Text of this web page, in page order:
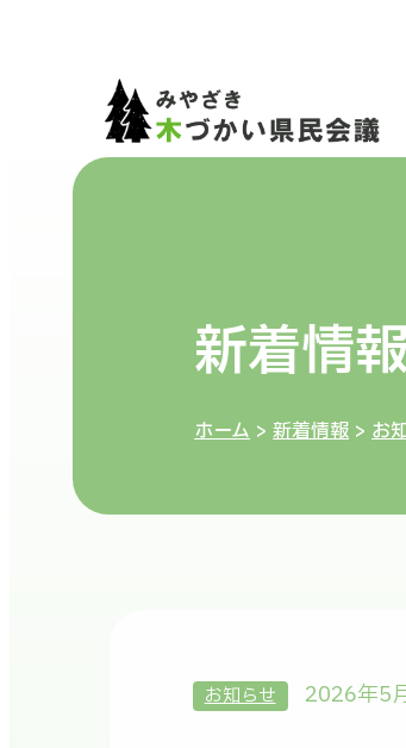
新着情報
ホーム >新着情報 >お
お知らせ 2026年5